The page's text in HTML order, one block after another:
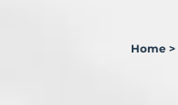
Home >